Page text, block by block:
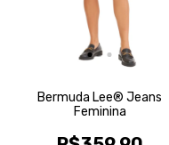
Bermuda Lee® Jeans
Feminina